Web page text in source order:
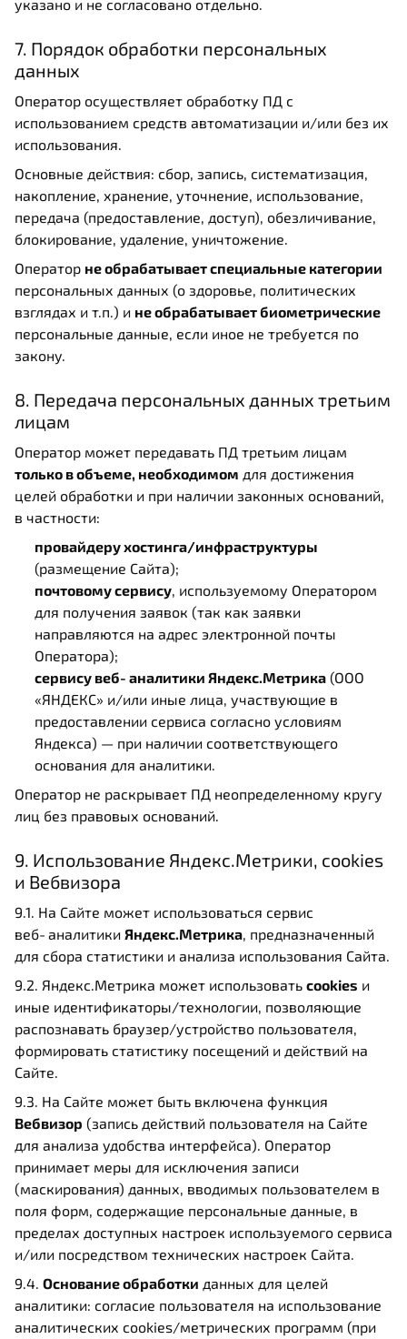
указано и не согласовано отдельно.
7. Порядок обработки персональных
данных
Оператор осуществляет обработку ПД с
использованием средств автоматизации и/или без их
использования.
Основные действия: сбор, запись, систематизация,
накопление, хранение, уточнение, использование,
передача (предоставление, доступ), обезличивание,
блокирование, удаление, уничтожение.
Оператор не обрабатывает специальные категории
персональных данных (о здоровье, политических
взглядах и т.п.) и не обрабатывает биометрические
персональные данные, если иное не требуется по
закону.
8. Передача персональных данных третьим
лицам
Оператор может передавать ПД третьим лицам
только в объеме, необходимом для достижения
целей обработки и при наличии законных оснований,
в частности:
провайдеру хостинга/инфраструктуры
(размещение Сайта);
почтовому сервису, используемому Оператором
для получения заявок (так как заявки
направляются на адрес электронной почты
Оператора);
сервису веб‑аналитики Яндекс.Метрика (ООО
«ЯНДЕКС» и/или иные лица, участвующие в
предоставлении сервиса согласно условиям
Яндекса) — при наличии соответствующего
основания для аналитики.
Оператор не раскрывает ПД неопределенному кругу
лиц без правовых оснований.
9. Использование Яндекс.Метрики, cookies
и Вебвизора
9.1. На Сайте может использоваться сервис
веб‑аналитики Яндекс.Метрика, предназначенный
для сбора статистики и анализа использования Сайта.
9.2. Яндекс.Метрика может использовать cookies и
иные идентификаторы/технологии, позволяющие
распознавать браузер/устройство пользователя,
формировать статистику посещений и действий на
Сайте.
9.3. На Сайте может быть включена функция
Вебвизор (запись действий пользователя на Сайте
для анализа удобства интерфейса). Оператор
принимает меры для исключения записи
(маскирования) данных, вводимых пользователем в
поля форм, содержащие персональные данные, в
пределах доступных настроек используемого сервиса
и/или посредством технических настроек Сайта.
9.4. Основание обработки данных для целей
аналитики: согласие пользователя на использование
аналитических cookies/метрических программ (при